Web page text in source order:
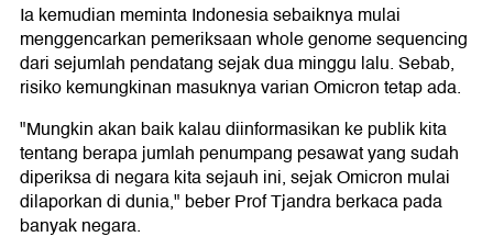
Ia kemudian meminta Indonesia sebaiknya mulai
menggencarkan pemeriksaan whole genome sequencing
dari sejumlah pendatang sejak dua minggu lalu. Sebab,
risiko kemungkinan masuknya varian Omicron tetap ada.
"Mungkin akan baik kalau diinformasikan ke publik kita
tentang berapa jumlah penumpang pesawat yang sudah
diperiksa di negara kita sejauh ini, sejak Omicron mulai
dilaporkan di dunia," beber Prof Tjandra berkaca pada
banyak negara.